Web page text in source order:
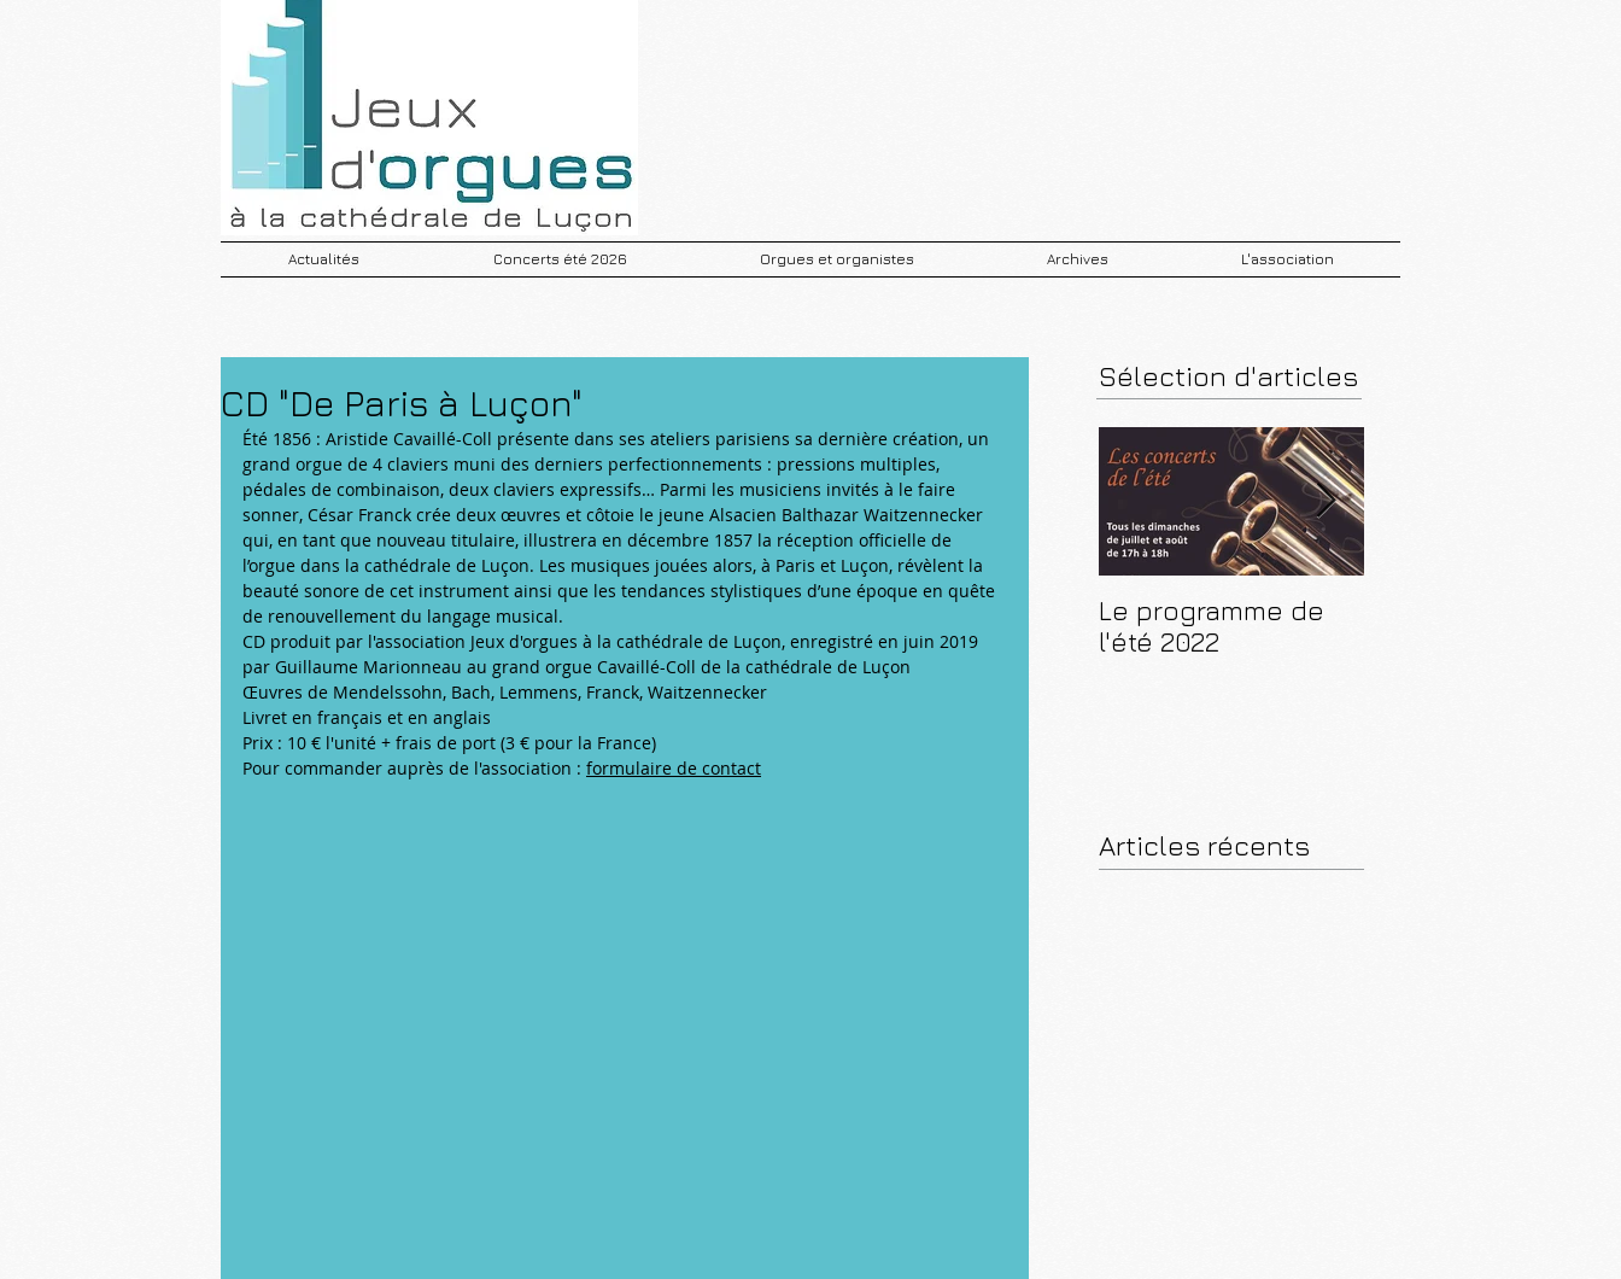
Actualités Concerts été 2026 Orgues et organistes Archives L'association
CD "De Paris à Luçon"
Été 1856 : Aristide Cavaillé-Coll présente dans ses ateliers parisiens sa dernière création, un
grand orgue de 4 claviers muni des derniers perfectionnements : pressions multiples,
pédales de combinaison, deux claviers expressifs… Parmi les musiciens invités à le faire
sonner, César Franck crée deux œuvres et côtoie le jeune Alsacien Balthazar Waitzennecker
qui, en tant que nouveau titulaire, illustrera en décembre 1857 la réception officielle de
l’orgue dans la cathédrale de Luçon. Les musiques jouées alors, à Paris et Luçon, révèlent la
beauté sonore de cet instrument ainsi que les tendances stylistiques d’une époque en quête
de renouvellement du langage musical.
CD produit par l'association Jeux d'orgues à la cathédrale de Luçon, enregistré en juin 2019
par Guillaume Marionneau au grand orgue Cavaillé-Coll de la cathédrale de Luçon
Œuvres de Mendelssohn, Bach, Lemmens, Franck, Waitzennecker
Livret en français et en anglais
Prix : 10 € l'unité + frais de port (3 € pour la France)
Pour commander auprès de l'association : formulaire de contact
Sélection d'articles
Le programme de
l'été 2022
Articles récents